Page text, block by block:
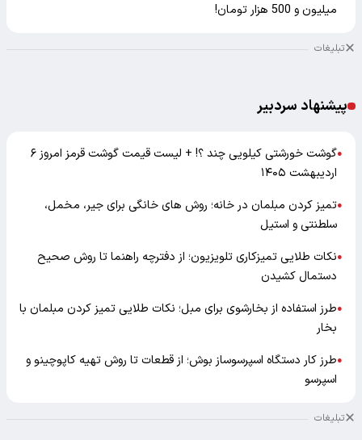
میلیون و 500 هزار تومان!
تبلیغات
پیشنهاد سردبیر
●
گوشت خورشتی کیلویی چند ؟! + لیست قیمت گوشت قرمز امروز ۶
اردیبهشت ۱۴۰۵
●تمیز کردن مبلمان در خانه؛ روش های خانگی برای جیر، مخمل،
سلطنتی و استیل
●نکات طلایی تمیزکاری تلویزیون؛ از دفترچه راهنما تا روش صحیح
دستمال کشیدن
●طرز استفاده از بخارشوی برای مبل؛ نکات طلایی تمیز کردن مبلمان با
بخار
●طرز کار دستگاه اسپرسوساز بوش؛ از قطعات تا روش تهیه کاپوچینو و
اسپرسو
تبلیغات